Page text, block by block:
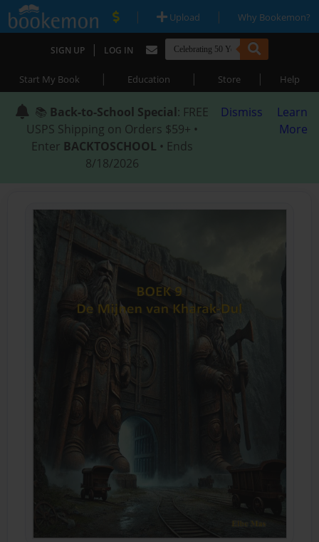
| Upload | Why Bookemon?
SIGN UP | LOG IN
Start My Book | Education | Store | Help
📚 Back-to-School Special: FREE
USPS Shipping on Orders $59+ •
Enter BACKTOSCHOOL • Ends
8/18/2026
Dismiss
Learn
More